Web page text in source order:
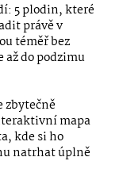
5 plodin, které
právě v
téměř bez
až do podzimu
zbytečně
mapa
kde si ho
natrhat úplně